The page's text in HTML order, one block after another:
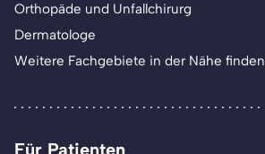
Orthopäde und Unfallchirurg
Dermatologe
Weitere Fachgebiete in der Nähe finden
Für Patienten